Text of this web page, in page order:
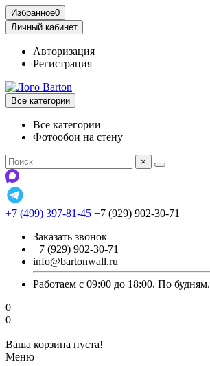
Избранное0
Личный кабинет
Авторизация
Регистрация
Все категории
Все категории
Фотообои на стену
×
+7 (499) 397-81-45 +7 (929) 902-30-71
Заказать звонок
+7 (929) 902-30-71
info@bartonwall.ru
Работаем с 09:00 до 18:00. По будням.
0
0
Ваша корзина пуста!
Меню